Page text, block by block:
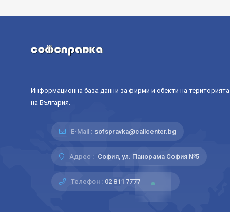
Информационна база данни за фирми и обекти на територията
на България.
E-Mail : sofspravka@callcenter.bg
Адрес : София, ул. Панорама София №5
Телефон : 02 811 7777